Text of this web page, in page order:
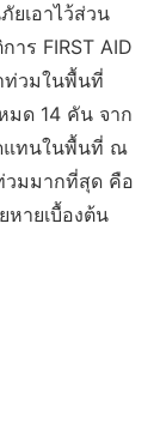
ยเอาไว้ส่วน
ร FIRST AID
ท่วมในพื้นที่
มด 14 คัน จาก
แทนในพื้นที่ ณ
วมมากที่สุด คือ
หายเบื้องต้น